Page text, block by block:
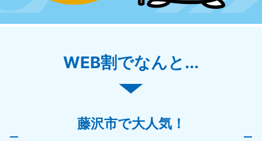
WEB割でなんと...
藤沢市で大人気！